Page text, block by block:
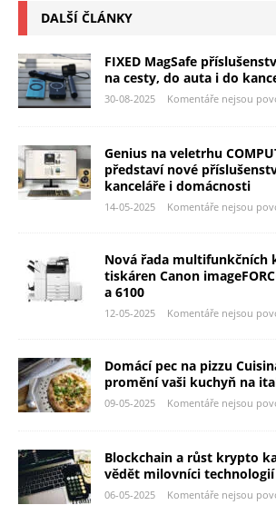
DALŠÍ ČLÁNKY
FIXED MagSafe
na cesty, do auta i do
30-08-2025 Komentáře nejsou
Genius na veletrhu
představí nové
kanceláře i domácnosti
14-05-2025 Komentáře nejsou
Nová řada multifunkčních
tiskáren Canon
a 6100
12-05-2025 Komentáře nejsou
Domácí pec na pizzu
promění vaši kuchyň na
09-05-2025 Komentáře nejsou
Blockchain a růst krypto
vědět milovníci technologií
06-05-2025 Komentáře nejsou